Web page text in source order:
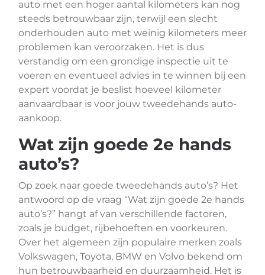
auto met een hoger aantal kilometers kan nog
steeds betrouwbaar zijn, terwijl een slecht
onderhouden auto met weinig kilometers meer
problemen kan veroorzaken. Het is dus
verstandig om een grondige inspectie uit te
voeren en eventueel advies in te winnen bij een
expert voordat je beslist hoeveel kilometer
aanvaardbaar is voor jouw tweedehands auto-
aankoop.
Wat zijn goede 2e hands
auto’s?
Op zoek naar goede tweedehands auto’s? Het
antwoord op de vraag “Wat zijn goede 2e hands
auto’s?” hangt af van verschillende factoren,
zoals je budget, rijbehoeften en voorkeuren.
Over het algemeen zijn populaire merken zoals
Volkswagen, Toyota, BMW en Volvo bekend om
hun betrouwbaarheid en duurzaamheid. Het is